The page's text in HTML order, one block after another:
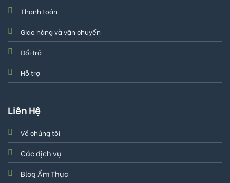
Thanh toán
Giao hàng và vận chuyển
Đổi trả
Hỗ trợ
Liên Hệ
Về chúng tôi
Các dịch vụ
Blog Ẩm Thực